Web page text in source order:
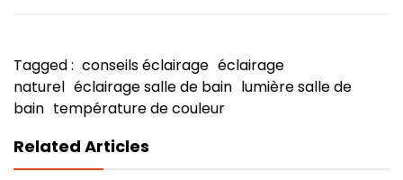
Tagged : conseils éclairage éclairage
naturel éclairage salle de bain lumière salle de
bain température de couleur
Related Articles